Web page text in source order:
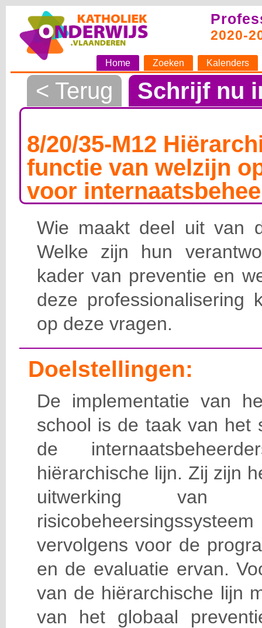
2020-
Home Zoeken Kalenders
< Terug Schrijf nu
8/20/35-M12
functie van welzijn
voor
Wie maakt deel uit van
Welke zijn hun
kader van preventie en
deze professionalisering
op deze vragen.
Doelstellingen:
De implementatie van
school is de taak van het
de
hiërarchische lijn. Zij zijn
uitwerking van
vervolgens voor de
en de evaluatie ervan.
van de hiërarchische lijn
van het globaal